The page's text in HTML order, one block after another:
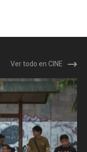
Ver todo en CINE